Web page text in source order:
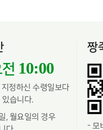
10:00
정하신 수령일보다
습니다.
, 월요일의 경우
짱
- 모